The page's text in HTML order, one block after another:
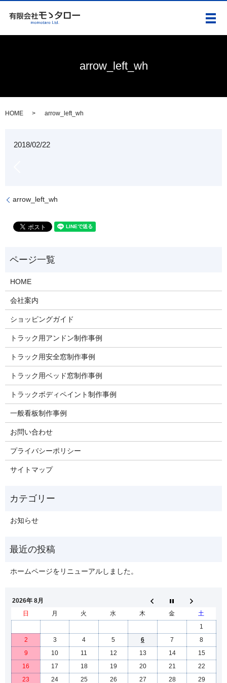
メ
arrow_left_wh
HOME arrow_left_wh
2018/02/22
arrow_left_wh
HOME
会社案内
ショッピングガイド
トラック用アンドン制作事例
トラック用安全窓制作事例
トラック用ベッド窓制作事例
トラックボディペイント制作事例
一般看板制作事例
お問い合わせ
プライバシーポリシー
サイトマップ
お知らせ
ホームページをリニューアルしました。
2026年 8月
日
月 火 水 木 金
土
1
2
3 4 5 6 7
8
9
10 11 12 13 14
15
16
17 18 19 20 21
22
23
24 25 26 27 28 29